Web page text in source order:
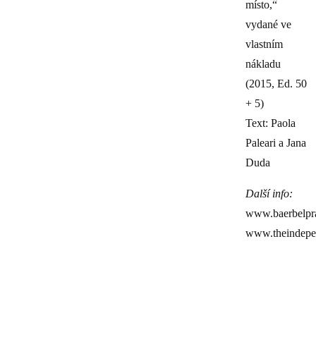
místo,“
vydané ve
vlastním
nákladu
(2015, Ed. 50
+ 5)
Text: Paola
Paleari a Jana
Duda
Další info: